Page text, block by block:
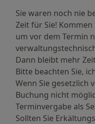
Sie waren noch nie
Zeit für Sie!
um vor dem Termin
Dann bleibt mehr
Bitte beachten Sie,
Wenn Sie gesetzlich
Buchung nicht
Terminvergabe als
Sollten Sie